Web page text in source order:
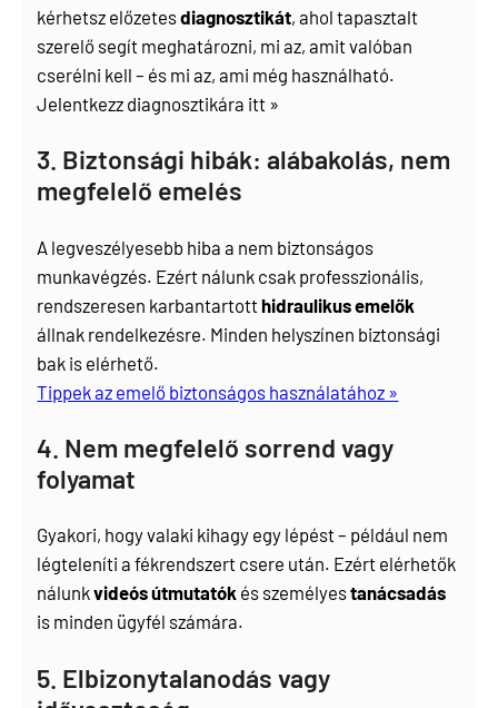
kérhetsz előzetesdiagnosztikát, ahol tapasztalt
szerelő segít meghatározni, mi az, amit valóban
cserélni kell – és mi az, ami még használható.
Jelentkezz diagnosztikára itt »
3. Biztonsági hibák: alábakolás, nem
megfelelő emelés
A legveszélyesebb hiba a nem biztonságos
munkavégzés. Ezért nálunk csak professzionális,
rendszeresen karbantartotthidraulikus emelők
állnak rendelkezésre. Minden helyszínen biztonsági
bak is elérhető.
Tippek az emelő biztonságos használatához »
4. Nem megfelelő sorrend vagy
folyamat
Gyakori, hogy valaki kihagy egy lépést – például nem
légteleníti a fékrendszert csere után. Ezért elérhetők
nálunkvideós útmutatók és személyestanácsadás
is minden ügyfél számára.
5. Elbizonytalanodás vagy